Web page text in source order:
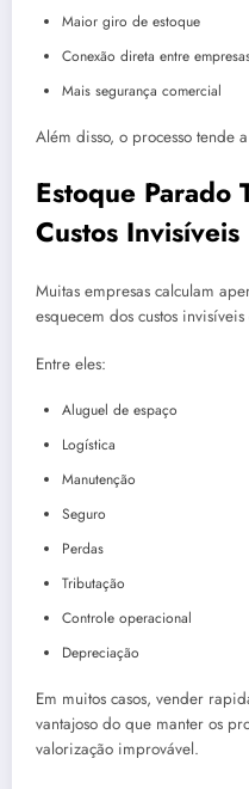
Maior giro de estoque
Conexão direta entre
Mais segurança comercial
Além disso, o processo tende
Estoque Parado
Custos Invisíveis
Muitas empresas calculam
esquecem dos custos
Entre eles:
Aluguel de espaço
Logística
Manutenção
Seguro
Perdas
Tributação
Controle operacional
Depreciação
Em muitos casos, vender
vantajoso do que manter os
valorização improvável.